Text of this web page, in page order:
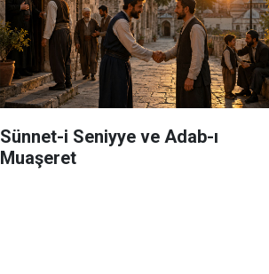
Sünnet-i Seniyye ve Adab-ı
Muaşeret